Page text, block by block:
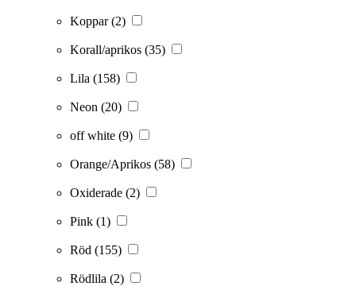
Koppar(2)
Korall/aprikos (35)
Lila (158)
Neon (20)
off white (9)
Orange/Aprikos (58)
Oxiderade (2)
Pink (1)
Röd (155)
Rödlila (2)